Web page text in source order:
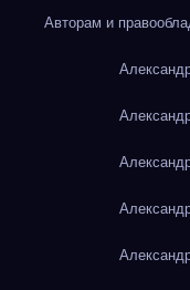
Авторам и